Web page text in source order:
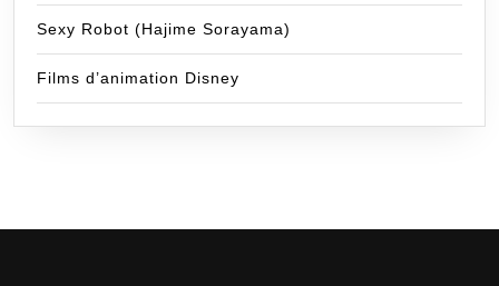
Sexy Robot (Hajime Sorayama)
Films d’animation Disney